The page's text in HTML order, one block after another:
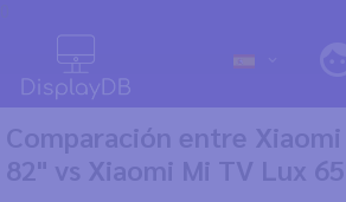
Comparación entre
82" vs Xiaomi Mi TV Lux